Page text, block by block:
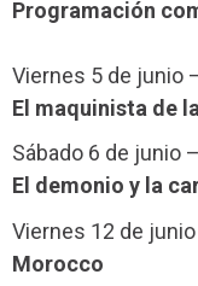
Programación
Viernes 5 de junio
El maquinista de
Sábado 6 de junio
El demonio y la
Viernes 12 de
Morocco